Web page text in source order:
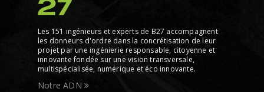
Les 151 ingénieurs et experts de B27 accompagnent
les donneurs d'ordre dans la concrétisation de leur
projet par une ingénierie responsable, citoyenne et
innovante fondée sur une vision transversale,
multispécialisée, numérique et éco innovante.
Notre ADN